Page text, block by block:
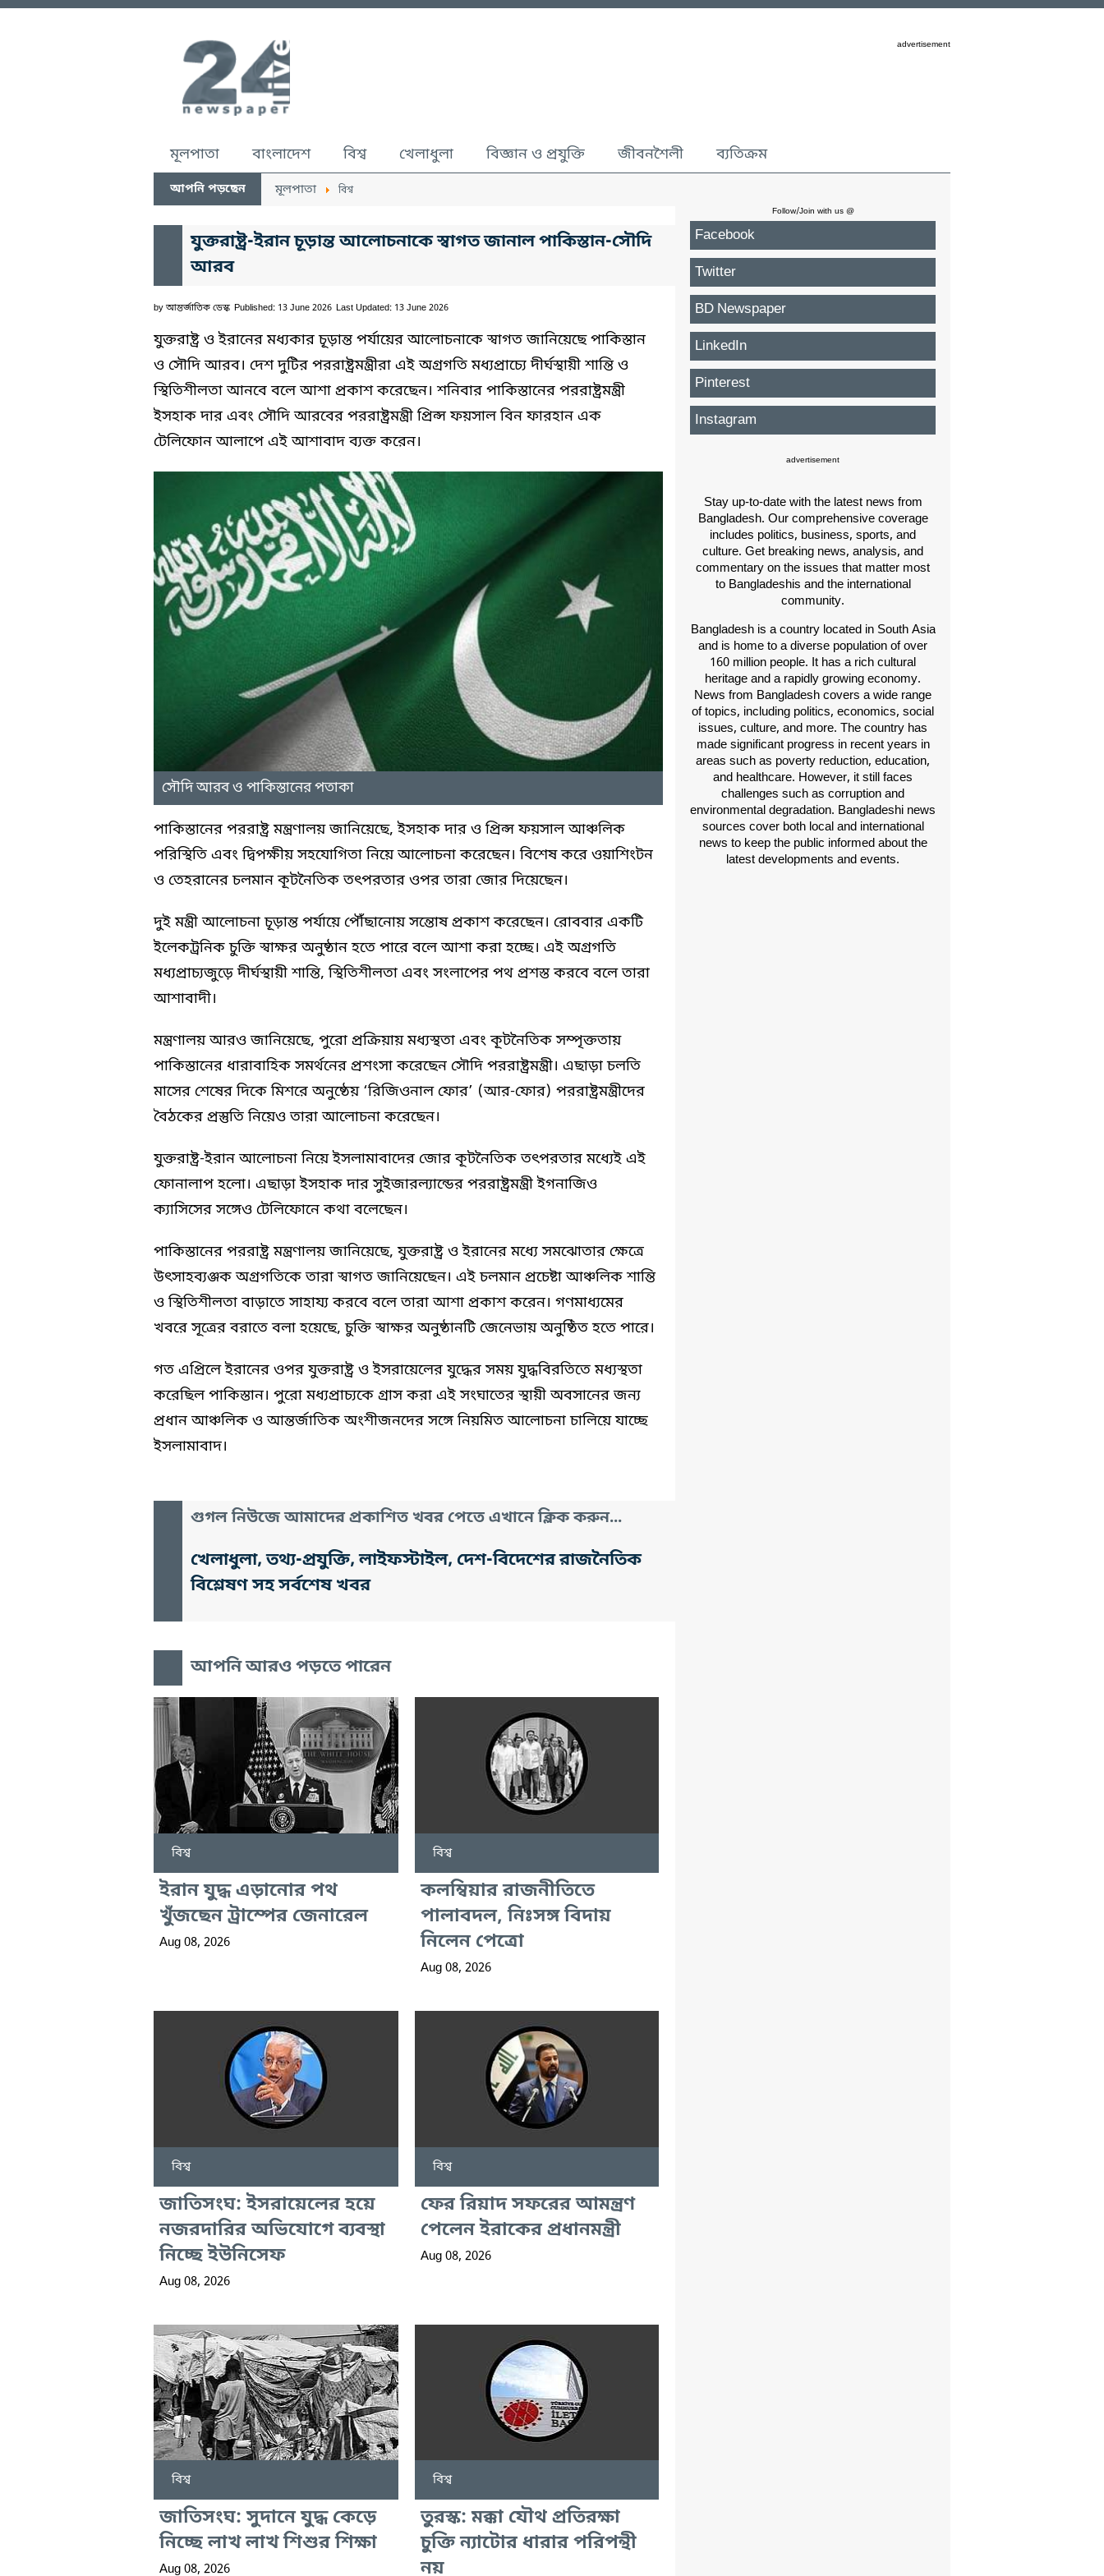
advertisement
মূলপাতা বাংলাদেশ বিশ্ব খেলাধুলা বিজ্ঞান ও প্রযুক্তি জীবনশৈলী ব্যতিক্রম
আপনি পড়ছেন মূলপাতা বিশ্ব
যুক্তরাষ্ট্র-ইরান চূড়ান্ত আলোচনাকে স্বাগত জানাল পাকিস্তান-সৌদি
আরব
by আন্তর্জাতিক ডেস্ক Published: 13 June 2026 Last Updated: 13 June 2026
যুক্তরাষ্ট্র ও ইরানের মধ্যকার চূড়ান্ত পর্যায়ের আলোচনাকে স্বাগত জানিয়েছে পাকিস্তান
ও সৌদি আরব। দেশ দুটির পররাষ্ট্রমন্ত্রীরা এই অগ্রগতি মধ্যপ্রাচ্যে দীর্ঘস্থায়ী শান্তি ও
স্থিতিশীলতা আনবে বলে আশা প্রকাশ করেছেন। শনিবার পাকিস্তানের পররাষ্ট্রমন্ত্রী
ইসহাক দার এবং সৌদি আরবের পররাষ্ট্রমন্ত্রী প্রিন্স ফয়সাল বিন ফারহান এক
টেলিফোন আলাপে এই আশাবাদ ব্যক্ত করেন।
সৌদি আরব ও পাকিস্তানের পতাকা
পাকিস্তানের পররাষ্ট্র মন্ত্রণালয় জানিয়েছে, ইসহাক দার ও প্রিন্স ফয়সাল আঞ্চলিক
পরিস্থিতি এবং দ্বিপক্ষীয় সহযোগিতা নিয়ে আলোচনা করেছেন। বিশেষ করে ওয়াশিংটন
ও তেহরানের চলমান কূটনৈতিক তৎপরতার ওপর তারা জোর দিয়েছেন।
দুই মন্ত্রী আলোচনা চূড়ান্ত পর্যায়ে পৌঁছানোয় সন্তোষ প্রকাশ করেছেন। রোববার একটি
ইলেকট্রনিক চুক্তি স্বাক্ষর অনুষ্ঠান হতে পারে বলে আশা করা হচ্ছে। এই অগ্রগতি
মধ্যপ্রাচ্যজুড়ে দীর্ঘস্থায়ী শান্তি, স্থিতিশীলতা এবং সংলাপের পথ প্রশস্ত করবে বলে তারা
আশাবাদী।
মন্ত্রণালয় আরও জানিয়েছে, পুরো প্রক্রিয়ায় মধ্যস্থতা এবং কূটনৈতিক সম্পৃক্ততায়
পাকিস্তানের ধারাবাহিক সমর্থনের প্রশংসা করেছেন সৌদি পররাষ্ট্রমন্ত্রী। এছাড়া চলতি
মাসের শেষের দিকে মিশরে অনুষ্ঠেয় ‘রিজিওনাল ফোর’ (আর-ফোর) পররাষ্ট্রমন্ত্রীদের
বৈঠকের প্রস্তুতি নিয়েও তারা আলোচনা করেছেন।
যুক্তরাষ্ট্র-ইরান আলোচনা নিয়ে ইসলামাবাদের জোর কূটনৈতিক তৎপরতার মধ্যেই এই
ফোনালাপ হলো। এছাড়া ইসহাক দার সুইজারল্যান্ডের পররাষ্ট্রমন্ত্রী ইগনাজিও
ক্যাসিসের সঙ্গেও টেলিফোনে কথা বলেছেন।
পাকিস্তানের পররাষ্ট্র মন্ত্রণালয় জানিয়েছে, যুক্তরাষ্ট্র ও ইরানের মধ্যে সমঝোতার ক্ষেত্রে
উৎসাহব্যঞ্জক অগ্রগতিকে তারা স্বাগত জানিয়েছেন। এই চলমান প্রচেষ্টা আঞ্চলিক শান্তি
ও স্থিতিশীলতা বাড়াতে সাহায্য করবে বলে তারা আশা প্রকাশ করেন। গণমাধ্যমের
খবরে সূত্রের বরাতে বলা হয়েছে, চুক্তি স্বাক্ষর অনুষ্ঠানটি জেনেভায় অনুষ্ঠিত হতে পারে।
গত এপ্রিলে ইরানের ওপর যুক্তরাষ্ট্র ও ইসরায়েলের যুদ্ধের সময় যুদ্ধবিরতিতে মধ্যস্থতা
করেছিল পাকিস্তান। পুরো মধ্যপ্রাচ্যকে গ্রাস করা এই সংঘাতের স্থায়ী অবসানের জন্য
প্রধান আঞ্চলিক ও আন্তর্জাতিক অংশীজনদের সঙ্গে নিয়মিত আলোচনা চালিয়ে যাচ্ছে
ইসলামাবাদ।
গুগল নিউজে আমাদের প্রকাশিত খবর পেতে এখানে ক্লিক করুন...
খেলাধুলা, তথ্য-প্রযুক্তি, লাইফস্টাইল, দেশ-বিদেশের রাজনৈতিক
বিশ্লেষণ সহ সর্বশেষ খবর
আপনি আরও পড়তে পারেন
বিশ্ব
ইরান যুদ্ধ এড়ানোর পথ
খুঁজছেন ট্রাম্পের জেনারেল
Aug 08, 2026
বিশ্ব
কলম্বিয়ার রাজনীতিতে
পালাবদল, নিঃসঙ্গ বিদায়
নিলেন পেত্রো
Aug 08, 2026
বিশ্ব
জাতিসংঘ: ইসরায়েলের হয়ে
নজরদারির অভিযোগে ব্যবস্থা
নিচ্ছে ইউনিসেফ
Aug 08, 2026
বিশ্ব
ফের রিয়াদ সফরের আমন্ত্রণ
পেলেন ইরাকের প্রধানমন্ত্রী
Aug 08, 2026
বিশ্ব
জাতিসংঘ: সুদানে যুদ্ধ কেড়ে
নিচ্ছে লাখ লাখ শিশুর শিক্ষা
Aug 08, 2026
বিশ্ব
তুরস্ক: মক্কা যৌথ প্রতিরক্ষা
চুক্তি ন্যাটোর ধারার পরিপন্থী
নয়
Follow/Join with us @
Facebook
Twitter
BD Newspaper
LinkedIn
Pinterest
Instagram
advertisement
Stay up-to-date with the latest news from
Bangladesh. Our comprehensive coverage
includes politics, business, sports, and
culture. Get breaking news, analysis, and
commentary on the issues that matter most
to Bangladeshis and the international
community.
Bangladesh is a country located in South Asia
and is home to a diverse population of over
160 million people. It has a rich cultural
heritage and a rapidly growing economy.
News from Bangladesh covers a wide range
of topics, including politics, economics, social
issues, culture, and more. The country has
made significant progress in recent years in
areas such as poverty reduction, education,
and healthcare. However, it still faces
challenges such as corruption and
environmental degradation. Bangladeshi news
sources cover both local and international
news to keep the public informed about the
latest developments and events.